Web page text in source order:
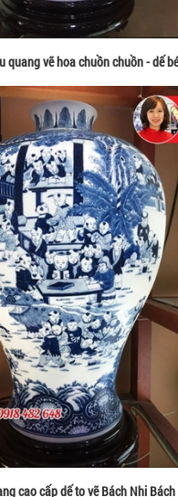
quang vẽ hoa chuồn chuồn - dế bé
cao cấp dế to vẽ Bách Nhi Bách